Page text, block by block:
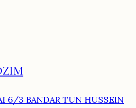
6/3 BANDAR TUN HUSSEIN